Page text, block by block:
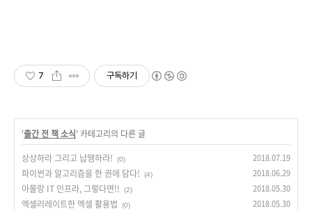
7 구독하기
'출간 전 책 소식' 카테고리의 다른 글
상상하라 그리고 납땜하라!
(0) 2018.07.19
파이썬과 알고리즘을 한 권에 담다! (4) 2018.06.29
아몰랑 IT 인프라, 그렇다면!! (2) 2018.05.30
엑셀러레이트한 엑셀 활용법 (0) 2018.05.30